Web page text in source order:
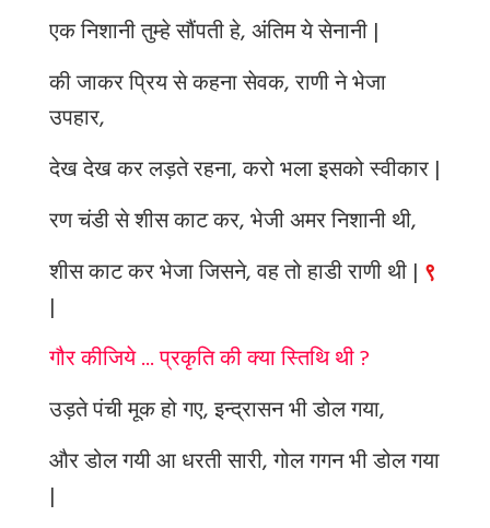
एक निशानी तुम्हे सौंपती हे, अंतिम ये सेनानी |
की जाकर प्रिय से कहना सेवक, राणी ने भेजा
उपहार,
देख देख कर लड़ते रहना, करो भला इसको स्वीकार |
रण चंडी से शीस काट कर, भेजी अमर निशानी थी,
शीस काट कर भेजा जिसने, वह तो हाडी राणी थी | ९
|
गौर कीजिये ... प्रकृति की क्या स्तिथि थी ?
उड़ते पंची मूक हो गए, इन्द्रासन भी डोल गया,
और डोल गयी आ धरती सारी, गोल गगन भी डोल गया
|